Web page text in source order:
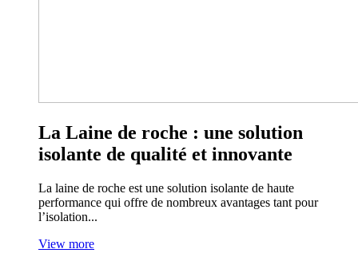
La Laine de roche : une solution
isolante de qualité et innovante
La laine de roche est une solution isolante de haute
performance qui offre de nombreux avantages tant pour
l’isolation...
View more